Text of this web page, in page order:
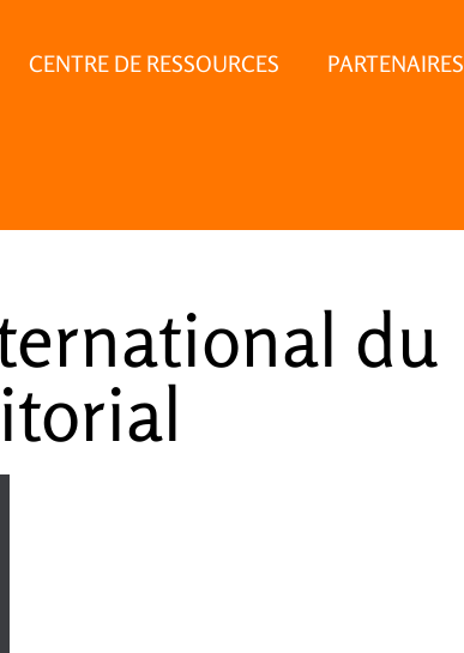
CENTRE DE RESSOURCES PARTENAIRES
du